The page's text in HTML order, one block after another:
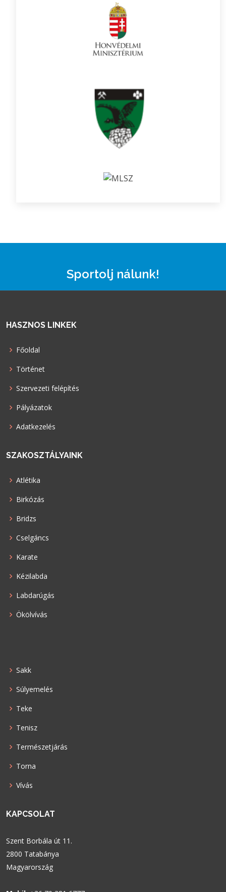
Sportolj nálunk!
HASZNOS LINKEK
Főoldal
Történet
Szervezeti felépítés
Pályázatok
Adatkezelés
SZAKOSZTÁLYAINK
Atlétika
Birkózás
Bridzs
Cselgáncs
Karate
Kézilabda
Labdarúgás
Ökölvívás
Sakk
Súlyemelés
Teke
Tenisz
Természetjárás
Torna
Vívás
KAPCSOLAT
Szent Borbála út 11.
2800 Tatabánya
Magyarország